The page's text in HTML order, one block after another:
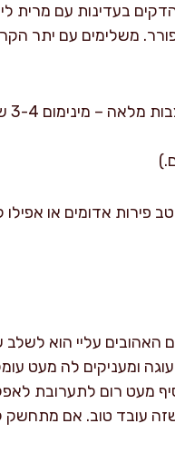
בעדינות עם מרית
משלימים עם יתר
3-4 שעות, עדיף לילה שלם.
פירות אדומים או
האהובים עליי הוא
ומעניקים לה מעט
מעט רום לתערובת
עובד טוב. אם מתחשק